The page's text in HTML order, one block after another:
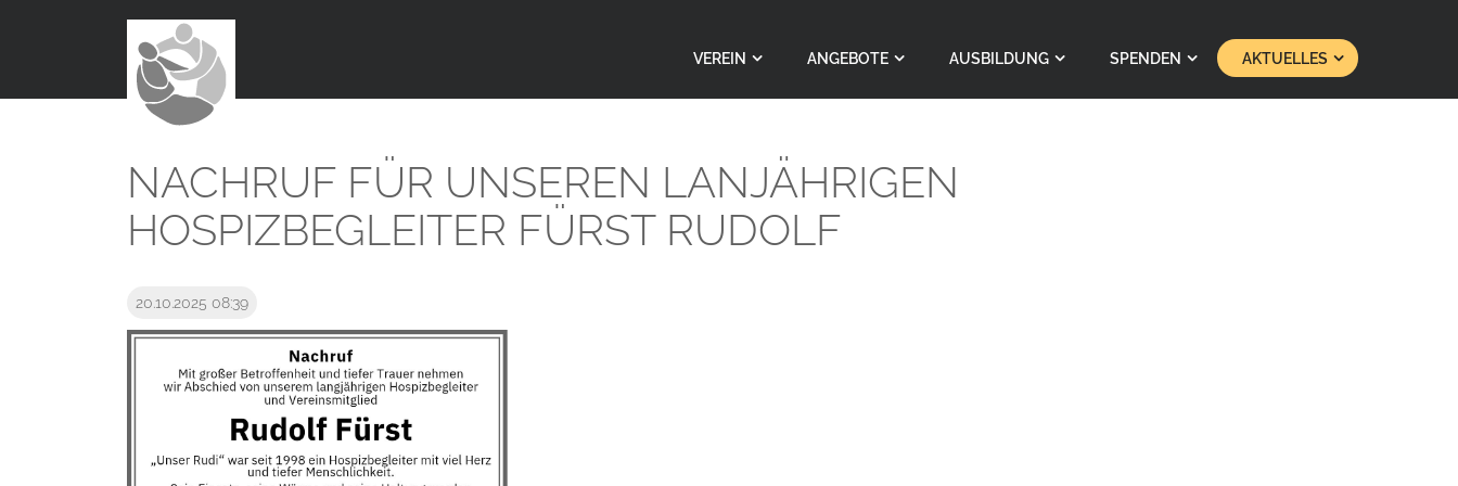
VEREIN ANGEBOTE AUSBILDUNG SPENDEN AKTUELLES
NACHRUF FÜR UNSEREN LANJÄHRIGEN
HOSPIZBEGLEITER FÜRST RUDOLF
20.10.2025 08:39